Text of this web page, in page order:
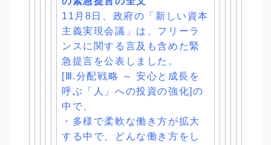
11月8日、政府の「新しい資本
主義実現会議」は、 フリーラ
ンスに関する言及も含めた緊
急提言を公表しました。
[Ⅲ.分配戦略 ～ 安心と成長を
呼ぶ「人」への投資の強化]の
中で、
・多様で柔軟な働き方が拡大
する中で、
どんな働き方をし